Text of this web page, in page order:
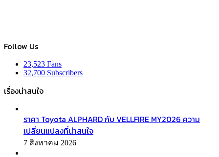
Follow Us
23,523 Fans
32,700 Subscribers
เรื่องน่าสนใจ
ราคา Toyota ALPHARD กับ VELLFIRE MY2026 ความ
เปลี่ยนแปลงที่น่าสนใจ
7 สิงหาคม 2026